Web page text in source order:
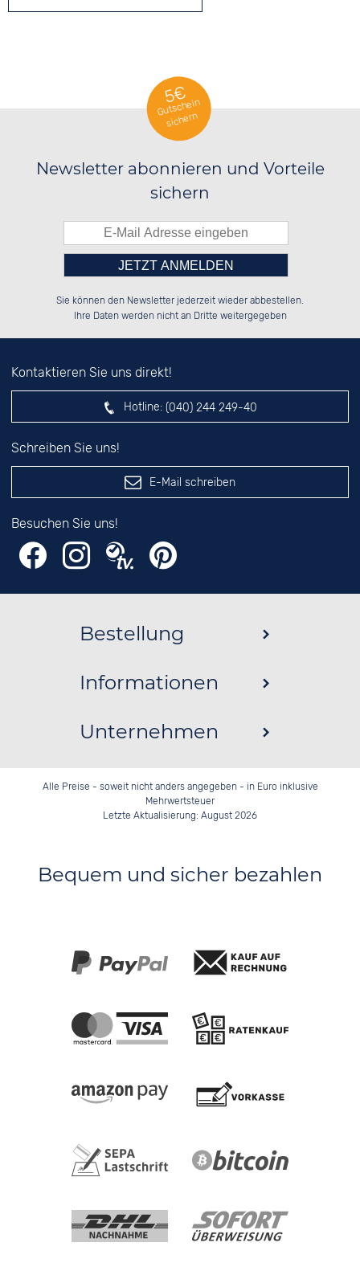
5€
Gutschein
sichern
Newsletter abonnieren und Vorteile
sichern
░░░░██░░██░░██░░░░░░██░░░░████░░
░░████░░██░░██░░░░████░░░░░░██░░
██░░░░░░██░░██░░██░░░░░░░░░░██░░
Bitte tragen Sie die Zahl in
das nebenstehende Feld ein.
Sie können den Newsletter jederzeit wieder abbestellen.
Ihre Daten werden nicht an Dritte weitergegeben
Kontaktieren Sie uns direkt!
Hotline: (040) 244 249-40
Schreiben Sie uns!
E-Mail schreiben
Besuchen Sie uns!
Bestellung
Informationen
Unternehmen
Alle Preise - soweit nicht anders angegeben - in Euro inklusive
Mehrwertsteuer
Letzte Aktualisierung: August 2026
Bequem und sicher bezahlen